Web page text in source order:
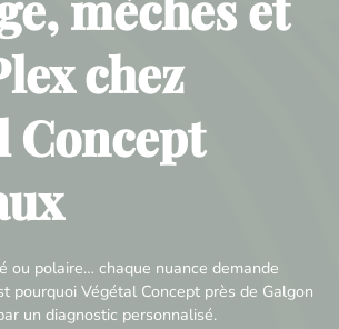
chez
Concept
ou polaire… chaque nuance demande
pourquoi Végétal Concept près de Galgon
un diagnostic personnalisé.